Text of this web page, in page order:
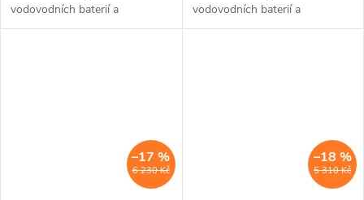
vodovodních baterií a
sprchových systémů, které
vodovodních baterií a
sprchových systémů, které
6 230 Kč
–17 %
5 310 Kč
–18 %